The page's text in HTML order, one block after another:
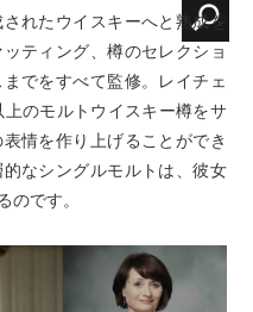
れたウイスキーへと熟成を
ティング、樽のセレクショ
でをすべて監修。レイチェ
のモルトウイスキー樽をサ
情を作り上げることができ
なシングルモルトは、彼女
のです。